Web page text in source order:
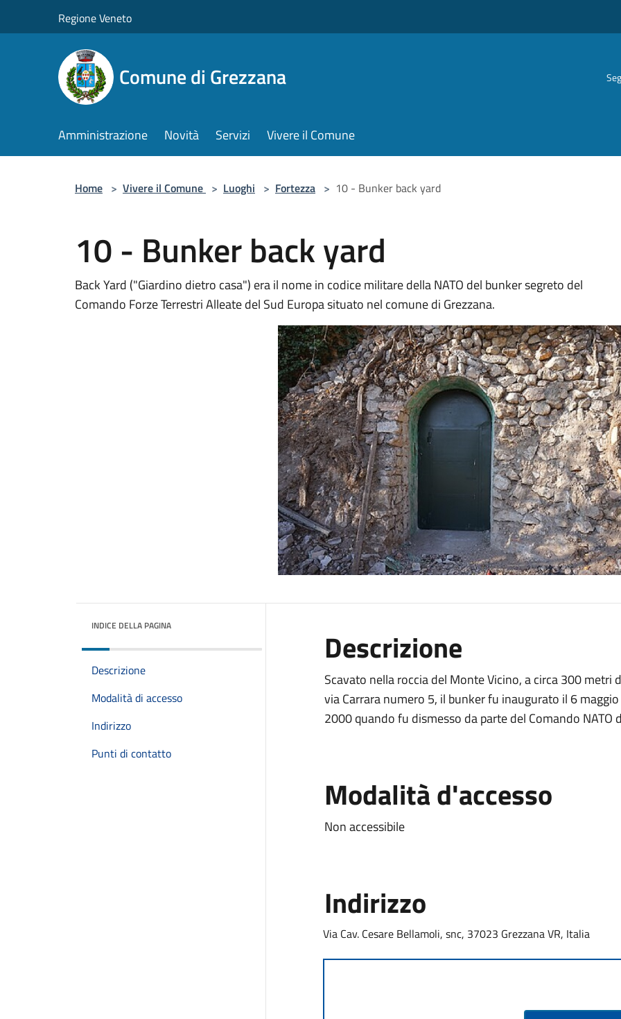
Regione Veneto
Comune di Grezzana
Amministrazione Novità Servizi Vivere il Comune
Home > Vivere il Comune > Luoghi > Fortezza > 10 - Bunker back yard
10 - Bunker back yard
Back Yard ("Giardino dietro casa") era il nome in codice militare della NATO del bunker segreto del
Comando Forze Terrestri Alleate del Sud Europa situato nel comune di Grezzana.
INDICE DELLA PAGINA
Descrizione
Modalità di accesso
Indirizzo
Punti di contatto
Descrizione
Scavato nella roccia del Monte Vicino, a circa 300 metri
via Carrara numero 5, il bunker fu inaugurato il 6
2000 quando fu dismesso da parte del Comando NATO
Modalità d'accesso
Non accessibile
Indirizzo
Via Cav. Cesare Bellamoli, snc, 37023 Grezzana VR, Italia